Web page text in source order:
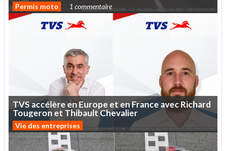
Permis moto 1 commentaire
TVSaccélère enEurope et enFrance avecRichard
Tougeron et Thibault Chevalier
Vie des entreprises